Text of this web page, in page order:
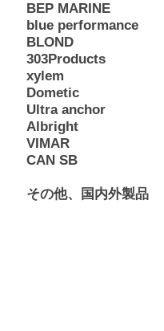
BEP MARINE
blue performance
BLOND
303Products
xylem
Dometic
Ultra anchor
Albright
VIMAR
CAN SB
その他、国内外製品